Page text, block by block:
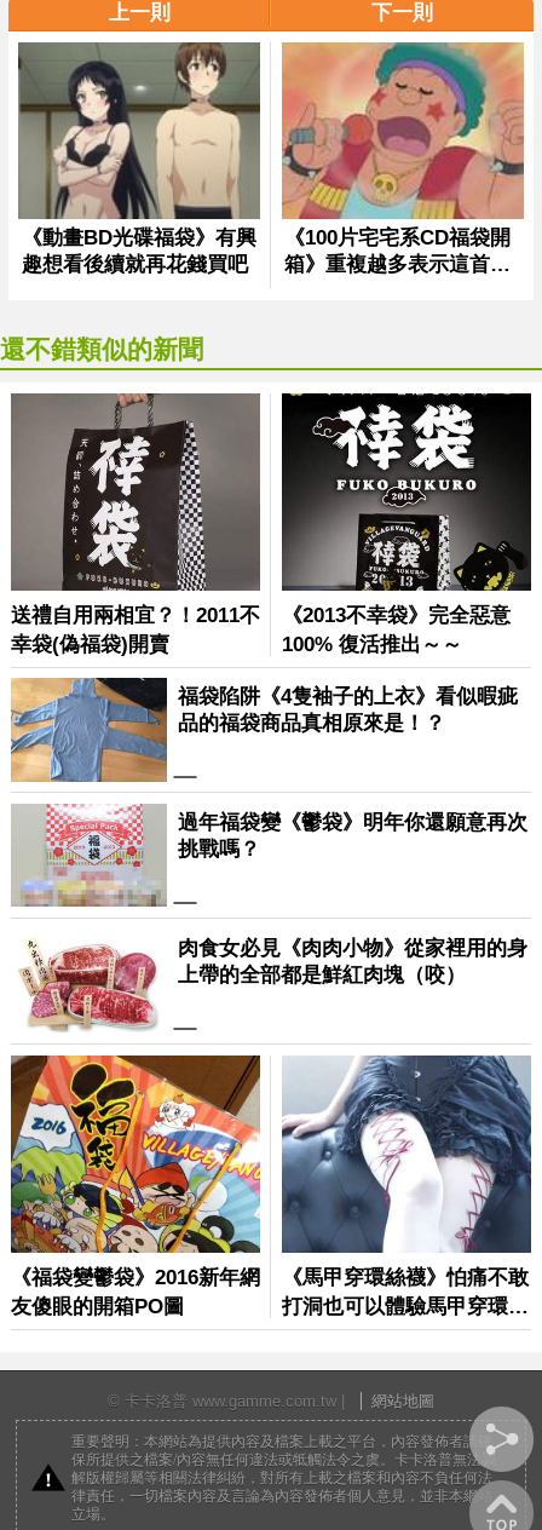
上一則 下一則
還不錯類似的新聞
© 卡卡洛普 www.gamme.com.tw | 網站地圖
重要聲明：本網站為提供內容及檔案上載之平台，內容發佈者請確
保所提供之檔案/內容無任何違法或牴觸法令之虞。卡卡洛普無法調
解版權歸屬等相關法律糾紛，對所有上載之檔案和內容不負任何法
律責任，一切檔案內容及言論為內容發佈者個人意見，並非本網站
立場。